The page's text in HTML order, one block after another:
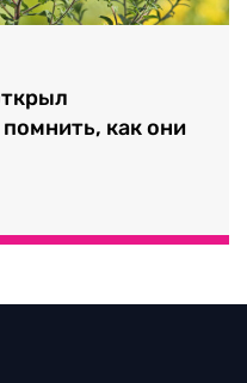
как они